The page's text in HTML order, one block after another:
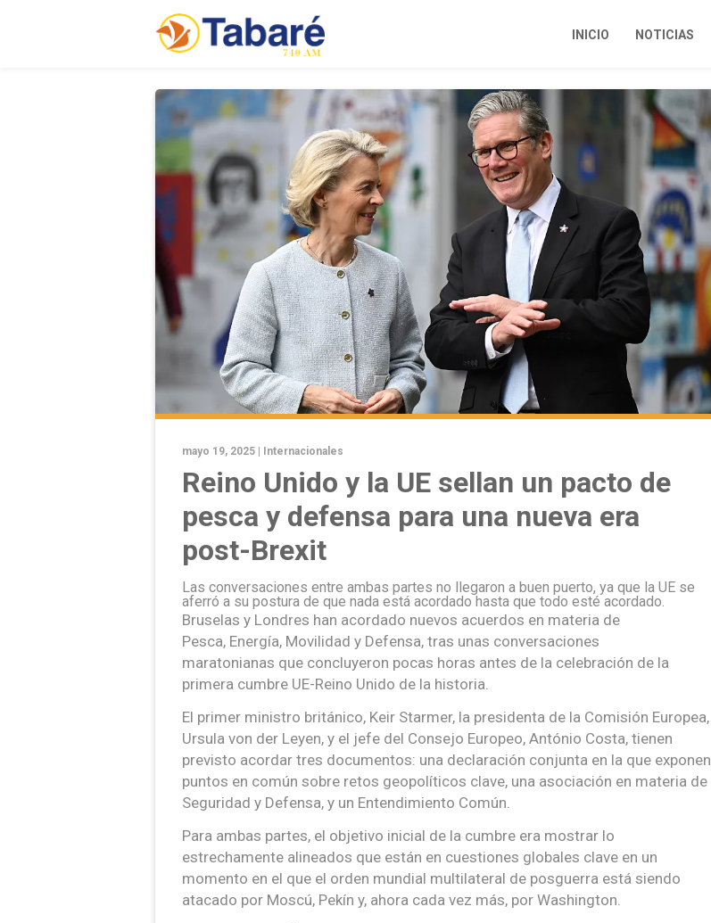
INICIO NOTICIAS
mayo 19, 2025 | Internacionales
Reino Unido y la UE sellan un pacto de
pesca y defensa para una nueva era
post-Brexit
Las conversaciones entre ambas partes no llegaron a buen puerto, ya que la UE se
aferró a su postura de que nada está acordado hasta que todo esté acordado.
Bruselas y Londres han acordado nuevos acuerdos en materia de
Pesca, Energía, Movilidad y Defensa, tras unas conversaciones
maratonianas que concluyeron pocas horas antes de la celebración de la
primera cumbre UE-Reino Unido de la historia.
El primer ministro británico, Keir Starmer, la presidenta de la Comisión Europea,
Ursula von der Leyen, y el jefe del Consejo Europeo, António Costa, tienen
previsto acordar tres documentos: una declaración conjunta en la que exponen
puntos en común sobre retos geopolíticos clave, una asociación en materia de
Seguridad y Defensa, y un Entendimiento Común.
Para ambas partes, el objetivo inicial de la cumbre era mostrar lo
estrechamente alineados que están en cuestiones globales clave en un
momento en el que el orden mundial multilateral de posguerra está siendo
atacado por Moscú, Pekín y, ahora cada vez más, por Washington.